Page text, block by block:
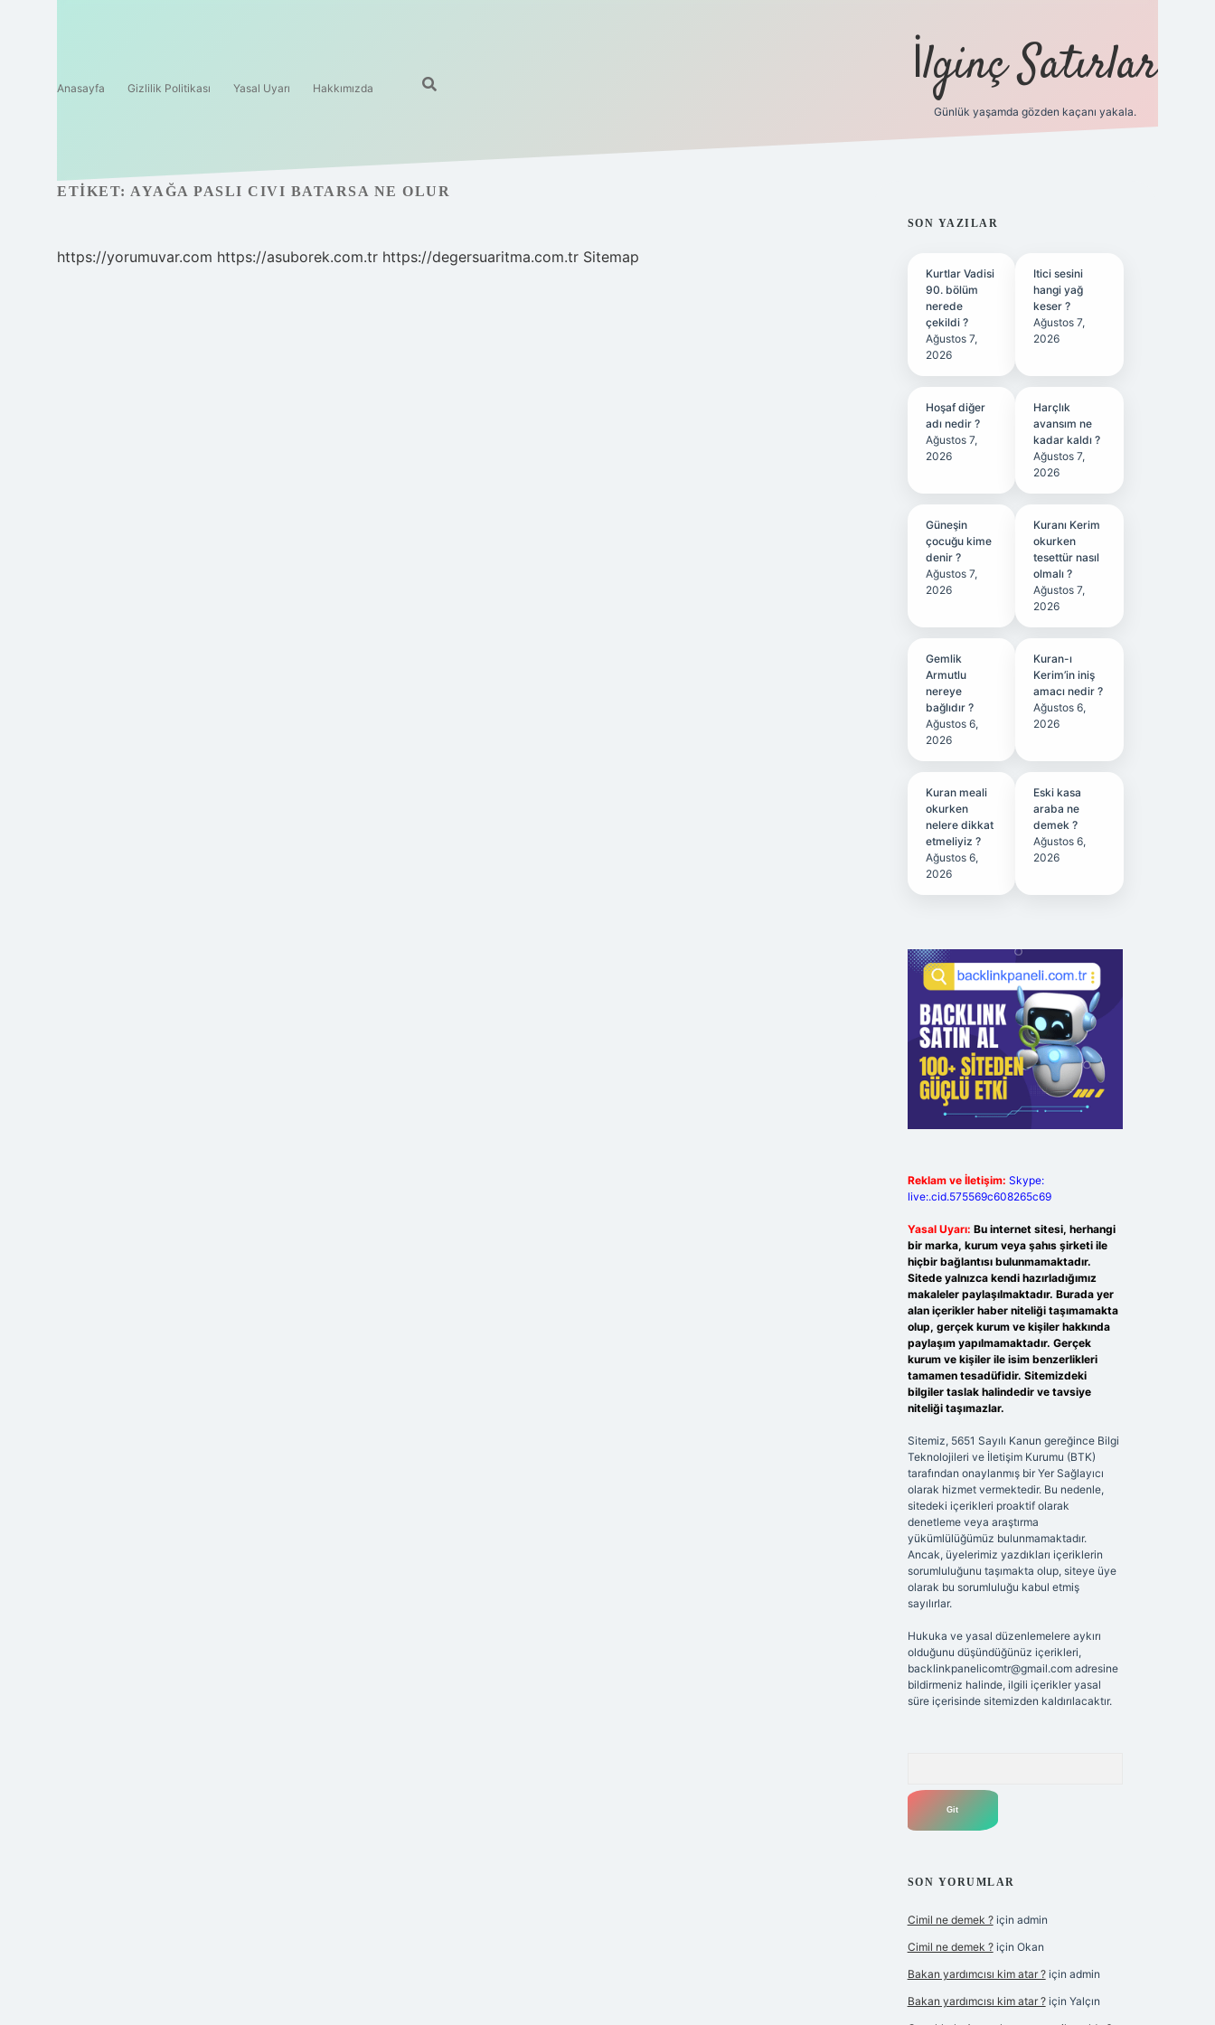
Anasayfa Gizlilik Politikası Yasal Uyarı Hakkımızda İlginç Satırlar
Günlük yaşamda gözden kaçanı yakala.
ETIKET: AYAĞA PASLI CIVI BATARSA NE OLUR
https://yorumuvar.com https://asuborek.com.tr https://degersuaritma.com.tr Sitemap
SIDEBAR
SON YAZILAR
Kurtlar Vadisi
90. bölüm
nerede
çekildi ?
Ağustos 7,
2026
Itici sesini
hangi yağ
keser ?
Ağustos 7,
2026
Hoşaf diğer
adı nedir ?
Ağustos 7,
2026
Harçlık
avansım ne
kadar kaldı ?
Ağustos 7,
2026
Güneşin
çocuğu kime
denir ?
Ağustos 7,
2026
Kuranı Kerim
okurken
tesettür nasıl
olmalı ?
Ağustos 7,
2026
Gemlik
Armutlu
nereye
bağlıdır ?
Ağustos 6,
2026
Kuran-ı
Kerim’in iniş
amacı nedir ?
Ağustos 6,
2026
Kuran meali
okurken
nelere dikkat
etmeliyiz ?
Ağustos 6,
2026
Eski kasa
araba ne
demek ?
Ağustos 6,
2026
Reklam ve İletişim: Skype:
live:.cid.575569c608265c69
Yasal Uyarı: Bu internet sitesi, herhangi
bir marka, kurum veya şahıs şirketi ile
hiçbir bağlantısı bulunmamaktadır.
Sitede yalnızca kendi hazırladığımız
makaleler paylaşılmaktadır. Burada yer
alan içerikler haber niteliği taşımamakta
olup, gerçek kurum ve kişiler hakkında
paylaşım yapılmamaktadır. Gerçek
kurum ve kişiler ile isim benzerlikleri
tamamen tesadüfidir. Sitemizdeki
bilgiler taslak halindedir ve tavsiye
niteliği taşımazlar.
Sitemiz, 5651 Sayılı Kanun gereğince Bilgi
Teknolojileri ve İletişim Kurumu (BTK)
tarafından onaylanmış bir Yer Sağlayıcı
olarak hizmet vermektedir. Bu nedenle,
sitedeki içerikleri proaktif olarak
denetleme veya araştırma
yükümlülüğümüz bulunmamaktadır.
Ancak, üyelerimiz yazdıkları içeriklerin
sorumluluğunu taşımakta olup, siteye üye
olarak bu sorumluluğu kabul etmiş
sayılırlar.
Hukuka ve yasal düzenlemelere aykırı
olduğunu düşündüğünüz içerikleri,
backlinkpanelicomtr@gmail.comadresine
bildirmeniz halinde, ilgili içerikler yasal
süre içerisinde sitemizden kaldırılacaktır.
SON YORUMLAR
Cimil ne demek ?için admin
Cimil ne demek ?için Okan
Bakan yardımcısı kim atar ?için admin
Bakan yardımcısı kim atar ?için Yalçın